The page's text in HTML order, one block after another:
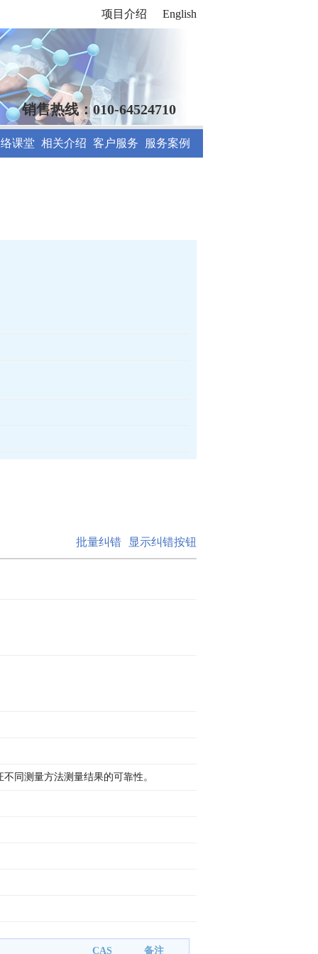
项目介绍 English
销售热线：010-64524710
课堂 相关介绍 客户服务 服务案例
显示纠错按钮
批量纠错
同测量方法测量结果的可靠性。
CAS 备注